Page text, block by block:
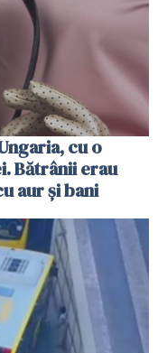
cu o
Bătrânii erau
aur și bani